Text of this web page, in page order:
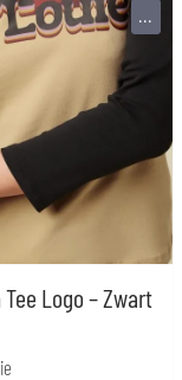
Tee Logo – Zwart
...